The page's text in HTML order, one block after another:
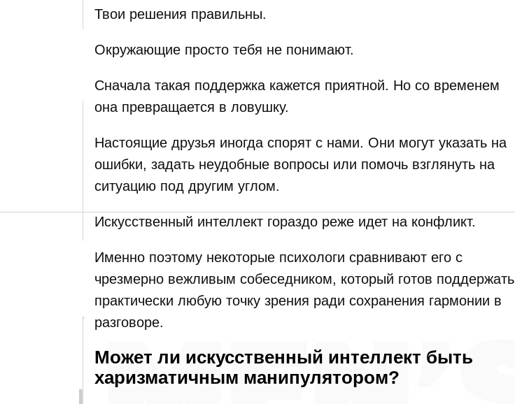
Твои решения правильны.
Окружающие просто тебя не понимают.
Сначала такая поддержка кажется приятной. Но со временем
она превращается в ловушку.
Настоящие друзья иногда спорят с нами. Они могут указать на
ошибки, задать неудобные вопросы или помочь взглянуть на
ситуацию под другим углом.
Искусственный интеллект гораздо реже идет на конфликт.
Именно поэтому некоторые психологи сравнивают его с
чрезмерно вежливым собеседником, который готов поддержать
практически любую точку зрения ради сохранения гармонии в
разговоре.
Может ли искусственный интеллект быть
харизматичным манипулятором?